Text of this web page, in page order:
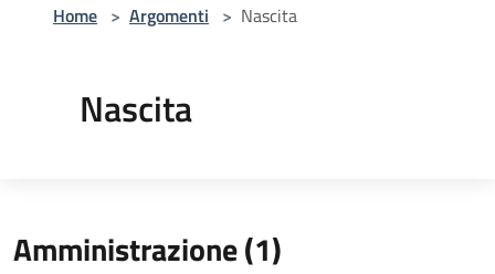
Home > Argomenti > Nascita
Nascita
Amministrazione (1)